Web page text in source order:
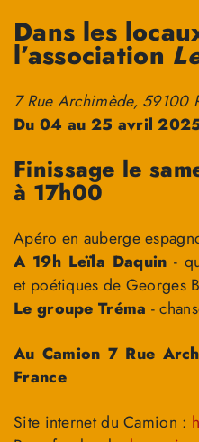
Dans les
l’association
7 Rue Archimède, 59100
Du 04 au 25 avril
Finissage le
à 17h00
Apéro en auberge
A 19h Leïla Daquin -
et poétiques de Georges
Le groupe Tréma -
Au Camion 7 Rue
France
Site internet du Camion :